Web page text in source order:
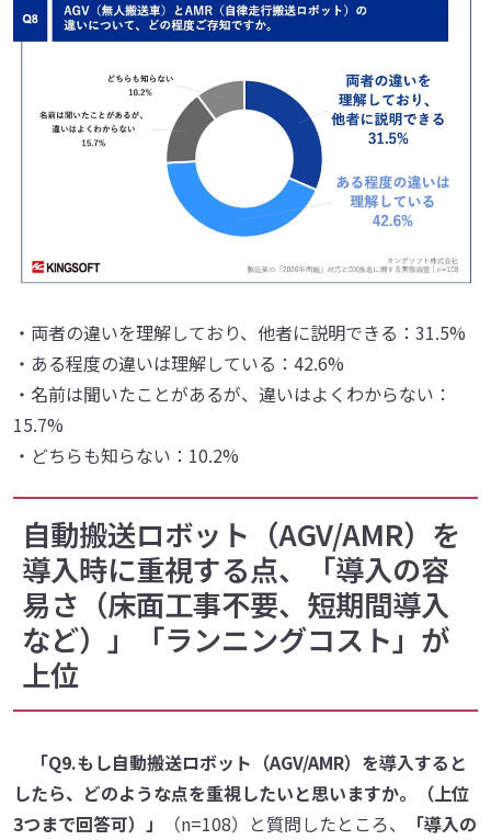
・両者の違いを理解しており、他者に説明できる：31.5%
・ある程度の違いは理解している：42.6%
・名前は聞いたことがあるが、違いはよくわからない：
15.7%
・どちらも知らない：10.2%
自動搬送ロボット（AGV/AMR）を
導入時に重視する点、「導入の容
易さ（床面工事不要、短期間導入
など）」「ランニングコスト」が
上位
「Q9.もし自動搬送ロボット（AGV/AMR）を導入すると
したら、どのような点を重視したいと思いますか。（上位
3つまで回答可）」
（n=108）と質問したところ、
「導入の